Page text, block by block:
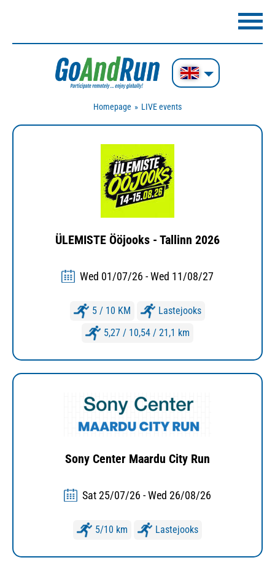
Homepage LIVE events
ÜLEMISTE Ööjooks - Tallinn 2026
Wed 01/07/26 - Wed 11/08/27
5 / 10 KM
Lastejooks
5,27 / 10,54 / 21,1 km
Sony Center Maardu City Run
Sat 25/07/26 - Wed 26/08/26
5/10 km Lastejooks